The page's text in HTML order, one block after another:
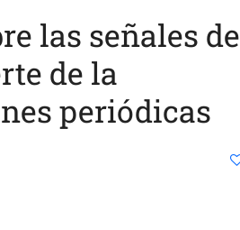
las señales de
de la
periódicas